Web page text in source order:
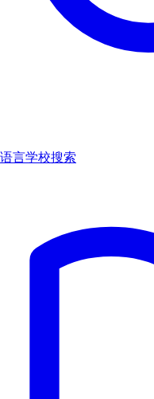
语言学校搜索